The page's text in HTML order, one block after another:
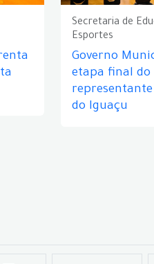
Secretaria de
Esportes
Governo
etapa final do
do Iguaçu